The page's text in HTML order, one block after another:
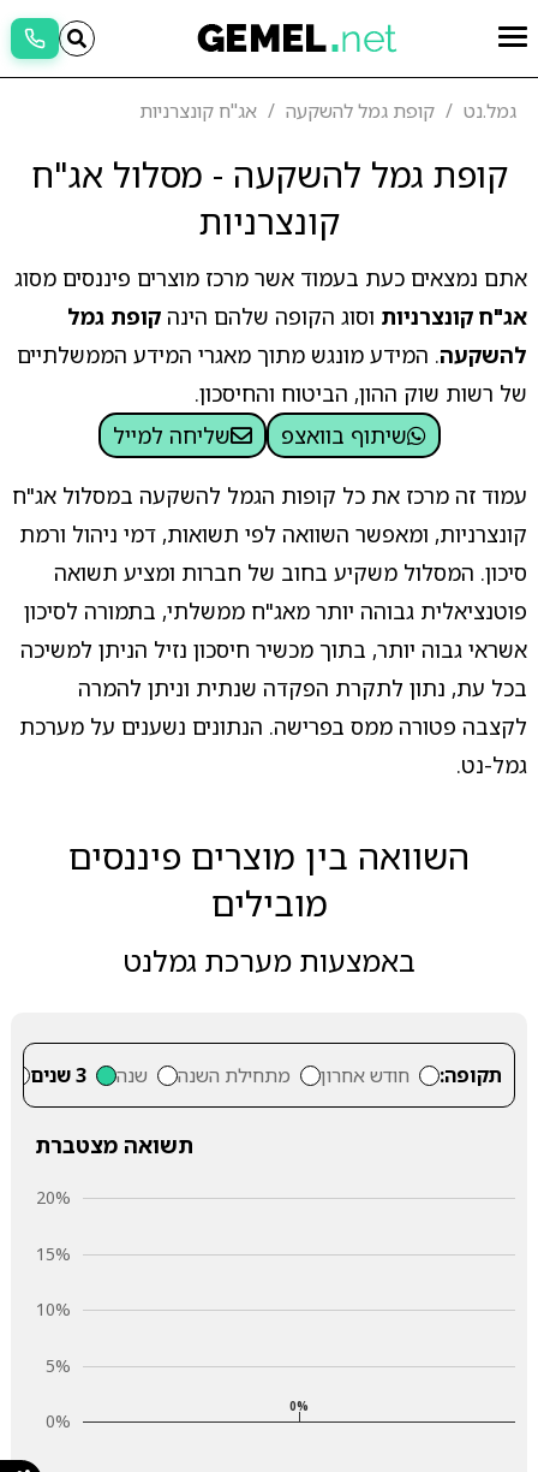
גמל.נט קופת גמל להשקעה אג"ח קונצרניות
קופת גמל להשקעה - מסלול אג"ח
קונצרניות
אתם נמצאים כעת בעמוד אשר מרכז מוצרים פיננסים מסוג
אג"ח קונצרניות וסוג הקופה שלהם הינה קופת גמל
להשקעה. המידע מונגש מתוך מאגרי המידע הממשלתיים
של רשות שוק ההון, הביטוח והחיסכון.
שיתוף בוואצפ
שליחה למייל
עמוד זה מרכז את כל קופות הגמל להשקעה במסלול אג"ח
קונצרניות, ומאפשר השוואה לפי תשואות, דמי ניהול ורמת
סיכון. המסלול משקיע בחוב של חברות ומציע תשואה
פוטנציאלית גבוהה יותר מאג"ח ממשלתי, בתמורה לסיכון
אשראי גבוה יותר, בתוך מכשיר חיסכון נזיל הניתן למשיכה
בכל עת, נתון לתקרת הפקדה שנתית וניתן להמרה
לקצבה פטורה ממס בפרישה. הנתונים נשענים על מערכת
גמל-נט.
השוואה בין מוצרים פיננסים
מובילים
באמצעות מערכת גמלנט
תקופה: חודש אחרון מתחילת השנה שנה 3 שנים
תשואה מצטברת
0%
5%
10%
15%
20%
0%